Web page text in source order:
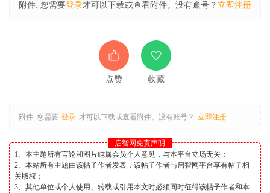
附件: 您需要登录才可以下载或查看附件。没有账号？ 立即注册
点赞 收藏
附件: 您需要 登录 才可以下载或查看附件。没有账号？ 立即注册
启智网免责声明
1、本主题所有言论和图片纯属会员个人意见，与本平台立场无关；
2、本站所有主题由该帖子作者发表，该帖子作者与启智网平台享有帖子相
关版权；
3、其他单位或个人使用、转载或引用本文时必须同时征得该帖子作者和本